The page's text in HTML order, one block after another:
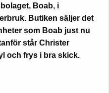
Boab, i
Butiken säljer det
som Boab just nu
står Christer
och frys i bra skick.